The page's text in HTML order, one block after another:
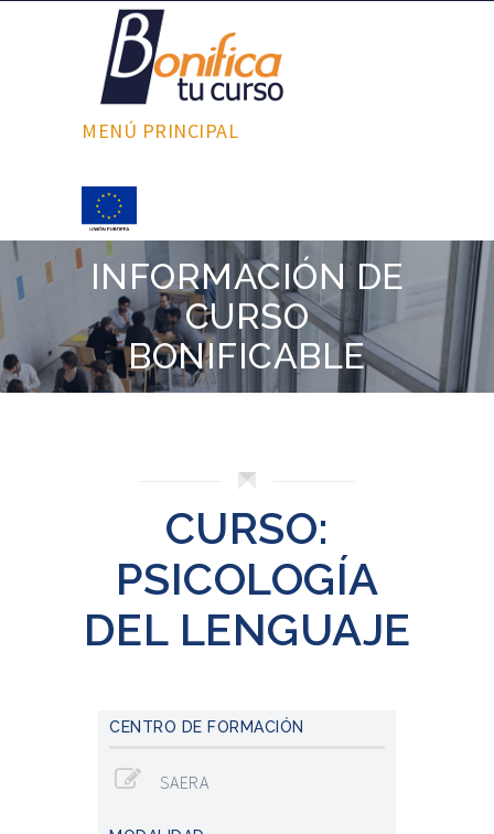
MENÚ PRINCIPAL
INFORMACIÓN DE
CURSO
BONIFICABLE
CURSO:
PSICOLOGÍA
DEL LENGUAJE
CENTRO DE FORMACIÓN
SAERA